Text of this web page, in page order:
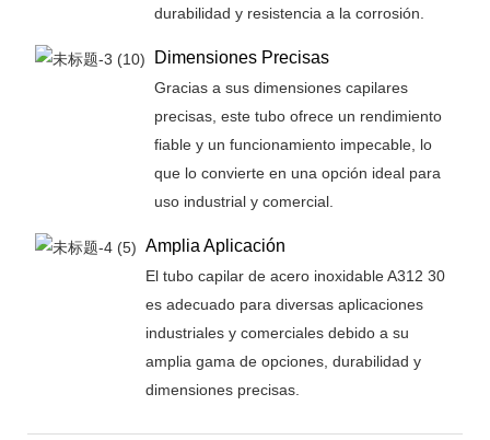
durabilidad y resistencia a la corrosión.
Dimensiones Precisas
Gracias a sus dimensiones capilares
precisas, este tubo ofrece un rendimiento
fiable y un funcionamiento impecable, lo
que lo convierte en una opción ideal para
uso industrial y comercial.
Amplia Aplicación
El tubo capilar de acero inoxidable A312 30
es adecuado para diversas aplicaciones
industriales y comerciales debido a su
amplia gama de opciones, durabilidad y
dimensiones precisas.